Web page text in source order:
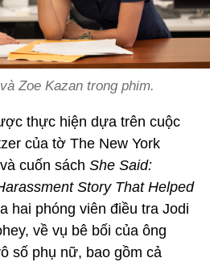
Zoe Kazan trong phim.
thực hiện dựa trên cuộc
của tờ The New York
cuốn sách She Said:
Story That Helped
hai phóng viên điều tra Jodi
về vụ bê bối của ông
số phụ nữ, bao gồm cả